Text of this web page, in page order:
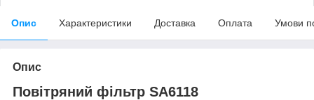
Опис Характеристики Доставка Оплата Умови
Опис
Повітряний фільтр SA6118